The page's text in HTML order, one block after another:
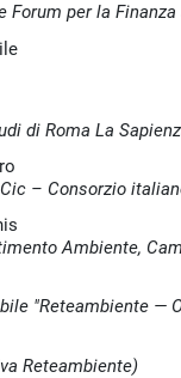
Forum per la
di Roma La
– Consorzio
Ambiente,
"Reteambiente —
Reteambiente)